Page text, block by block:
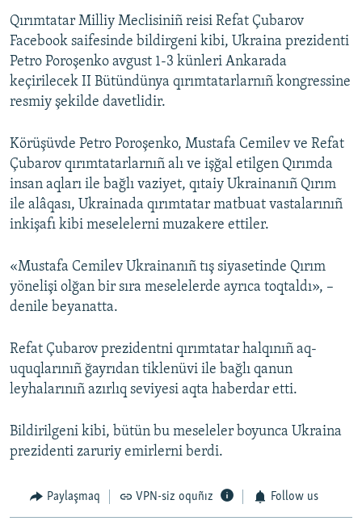
Qırımtatar Milliy Meclisiniñ reisi Refat Çubarov
Facebook saifesinde bildirgeni kibi, Ukraina prezidenti
Petro Poroşenko avgust 1-3 künleri Ankarada
keçirilecek II Bütündünya qırımtatarlarnıñ kongressine
resmiy şekilde davetlidir.
Körüşüvde Petro Poroşenko, Mustafa Cemilev ve Refat
Çubarov qırımtatarlarnıñ alı ve işğal etilgen Qırımda
insan aqları ile bağlı vaziyet, qıtaiy Ukrainanıñ Qırım
ile alâqası, Ukrainada qırımtatar matbuat vastalarınıñ
inkişafı kibi meselelerni muzakere ettiler.
«Mustafa Cemilev Ukrainanıñ tış siyasetinde Qırım
yönelişi olğan bir sıra meselelerde ayrıca toqtaldı», –
denile beyanatta.
Refat Çubarov prezidentni qırımtatar halqınıñ aq-
uquqlarınıñ ğayrıdan tiklenüvi ile bağlı qanun
leyhalarınıñ azırlıq seviyesi aqta haberdar etti.
Bildirilgeni kibi, bütün bu meseleler boyunca Ukraina
prezidenti zaruriy emirlerni berdi.
Paylaşmaq VPN-siz oquñız Follow us